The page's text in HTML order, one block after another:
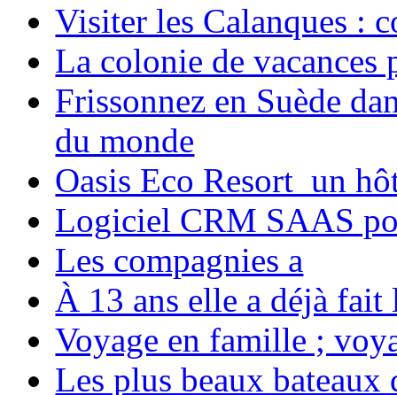
Visiter les Calanques :
La colonie de vacances
Frissonnez en Suède
du monde
Oasis Eco Resort un
Logiciel CRM SAAS
Les compagnies a
À 13 ans elle a déjà
Voyage en famille ;
Les plus beaux bateaux